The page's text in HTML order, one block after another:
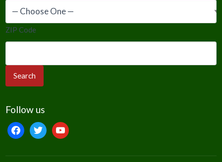
ZIP Code
Follow us
facebooktwitteryoutube